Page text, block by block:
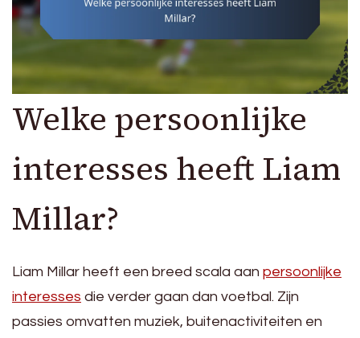
Welke persoonlijke
interesses heeft Liam
Millar?
Liam Millar heeft een breed scala aan persoonlijke
interesses die verder gaan dan voetbal. Zijn
passies omvatten muziek, buitenactiviteiten en